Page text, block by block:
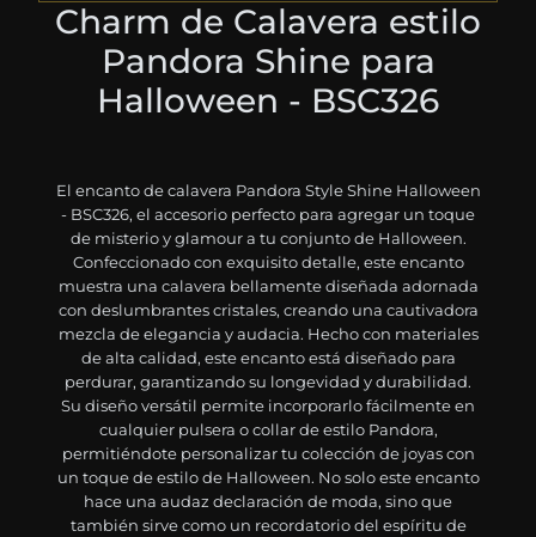
Charm de Calavera estilo
Pandora Shine para
Halloween - BSC326
El encanto de calavera Pandora Style Shine Halloween
- BSC326, el accesorio perfecto para agregar un toque
de misterio y glamour a tu conjunto de Halloween.
Confeccionado con exquisito detalle, este encanto
muestra una calavera bellamente diseñada adornada
con deslumbrantes cristales, creando una cautivadora
mezcla de elegancia y audacia. Hecho con materiales
de alta calidad, este encanto está diseñado para
perdurar, garantizando su longevidad y durabilidad.
Su diseño versátil permite incorporarlo fácilmente en
cualquier pulsera o collar de estilo Pandora,
permitiéndote personalizar tu colección de joyas con
un toque de estilo de Halloween. No solo este encanto
hace una audaz declaración de moda, sino que
también sirve como un recordatorio del espíritu de